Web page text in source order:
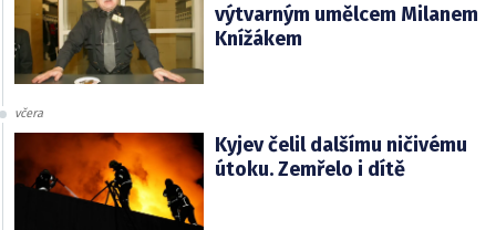
výtvarným umělcem Milanem
Knížákem
včera
Kyjev čelil dalšímu ničivému
útoku. Zemřelo i dítě